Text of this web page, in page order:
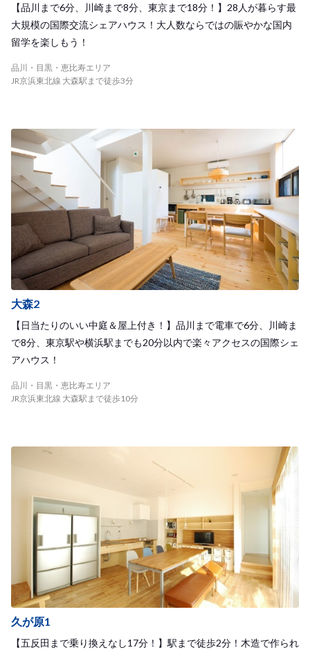
【品川まで6分、川崎まで8分、東京まで18分！】28人が暮らす最
大規模の国際交流シェアハウス！大人数ならではの賑やかな国内
留学を楽しもう！
品川・目黒・恵比寿エリア
JR京浜東北線 大森駅まで徒歩3分
大森2
【日当たりのいい中庭＆屋上付き！】品川まで電車で6分、川崎ま
で8分、東京駅や横浜駅までも20分以内で楽々アクセスの国際シェ
アハウス！
品川・目黒・恵比寿エリア
JR京浜東北線 大森駅まで徒歩10分
久が原1
【五反田まで乗り換えなし17分！】駅まで徒歩2分！木造で作られ